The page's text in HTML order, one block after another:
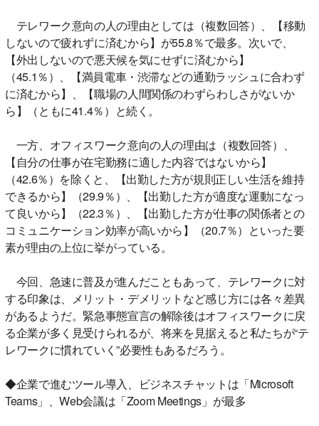
テレワーク意向の人の理由としては（複数回答）、【移動
しないので疲れずに済むから】が55.8％で最多。次いで、
【外出しないので悪天候を気にせずに済むから】
（45.1％）、【満員電車・渋滞などの通勤ラッシュに合わず
に済むから】、【職場の人間関係のわずらわしさがないか
ら】（ともに41.4％）と続く。
一方、オフィスワーク意向の人の理由は（複数回答）、
【自分の仕事が在宅勤務に適した内容ではないから】
（42.6％）を除くと、【出勤した方が規則正しい生活を維持
できるから】（29.9％）、【出勤した方が適度な運動になっ
て良いから】（22.3％）、【出勤した方が仕事の関係者との
コミュニケーション効率が高いから】（20.7％）といった要
素が理由の上位に挙がっている。
今回、急速に普及が進んだこともあって、テレワークに対
する印象は、メリット・デメリットなど感じ方には各々差異
があるようだ。緊急事態宣言の解除後はオフィスワークに戻
る企業が多く見受けられるが、将来を見据えると私たちが“テ
レワークに慣れていく”必要性もあるだろう。
◆企業で進むツール導入、ビジネスチャットは「Microsoft
Teams」、Web会議は「Zoom Meetings」が最多